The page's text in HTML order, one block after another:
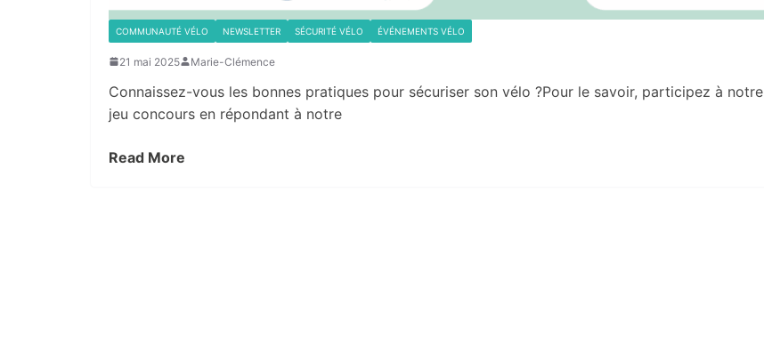
COMMUNAUTÉ VÉLO NEWSLETTER SÉCURITÉ VÉLO ÉVÉNEMENTS VÉLO
21 mai 2025 Marie-Clémence
Connaissez-vous les bonnes pratiques pour sécuriser son vélo ?Pour le savoir, participez à notre
jeu concours en répondant à notre
Read More